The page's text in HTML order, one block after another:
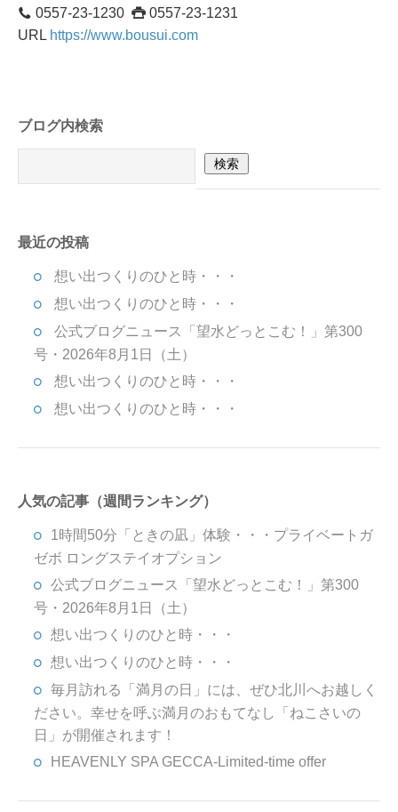
0557-23-1230
0557-23-1231
URL https://www.bousui.com
ブログ内検索
最近の投稿
想い出つくりのひと時・・・
想い出つくりのひと時・・・
公式ブログニュース「望水どっとこむ！」第300
号・2026年8月1日（土）
想い出つくりのひと時・・・
想い出つくりのひと時・・・
人気の記事（週間ランキング）
1時間50分「ときの凪」体験・・・プライベートガ
ゼボ ロングステイオプション
公式ブログニュース「望水どっとこむ！」第300
号・2026年8月1日（土）
想い出つくりのひと時・・・
想い出つくりのひと時・・・
毎月訪れる「満月の日」には、ぜひ北川へお越しく
ださい。幸せを呼ぶ満月のおもてなし「ねこさいの
日」が開催されます！
HEAVENLY SPA GECCA-Limited-time offer